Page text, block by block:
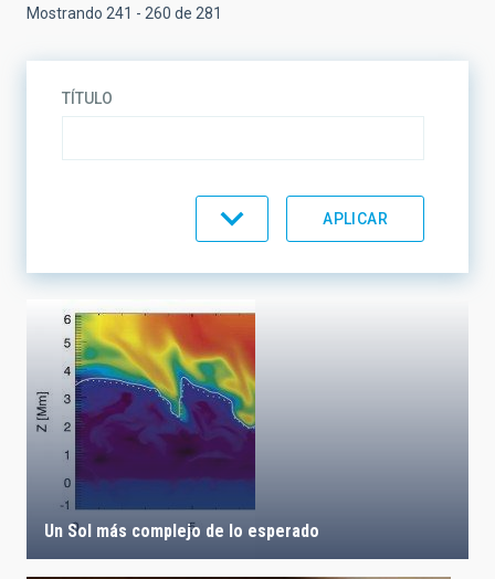
Mostrando 241 - 260 de 281
TÍTULO
LÍNEAS DE INVESTIGACIÓN
LÍNEAS DE INSTRUMENTACIÓN
LÍNEAS IACTEC
Un Sol más complejo de lo esperado